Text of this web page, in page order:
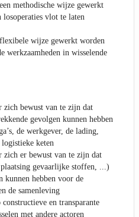
methodische wijze gewerkt
losoperaties vlot te laten
wijze gewerkt worden
werkzaamheden in wisselende
zich bewust van te zijn dat
gevolgen kunnen hebben
de werkgever, de lading,
keten
zich er bewust van te zijn dat
gevaarlijke stoffen, ...)
kunnen hebben voor de
de samenleving
en transparante
met andere actoren